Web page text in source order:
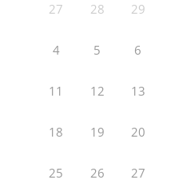
27 28 29
4 5 6
11 12 13
18 19 20
25 26 27